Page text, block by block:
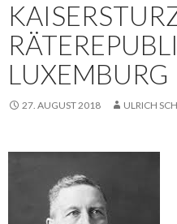
LUXEMBURG
27. AUGUST 2018 ULRICH